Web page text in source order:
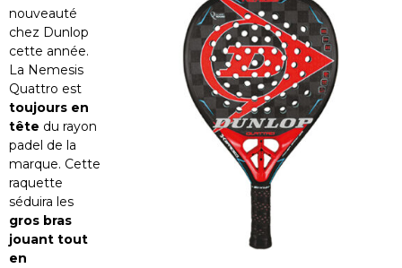
nouveauté
chez Dunlop
cette année.
La Nemesis
Quattro est
toujours en
tête du rayon
padel de la
marque. Cette
raquette
séduira les
gros bras
jouant tout
en